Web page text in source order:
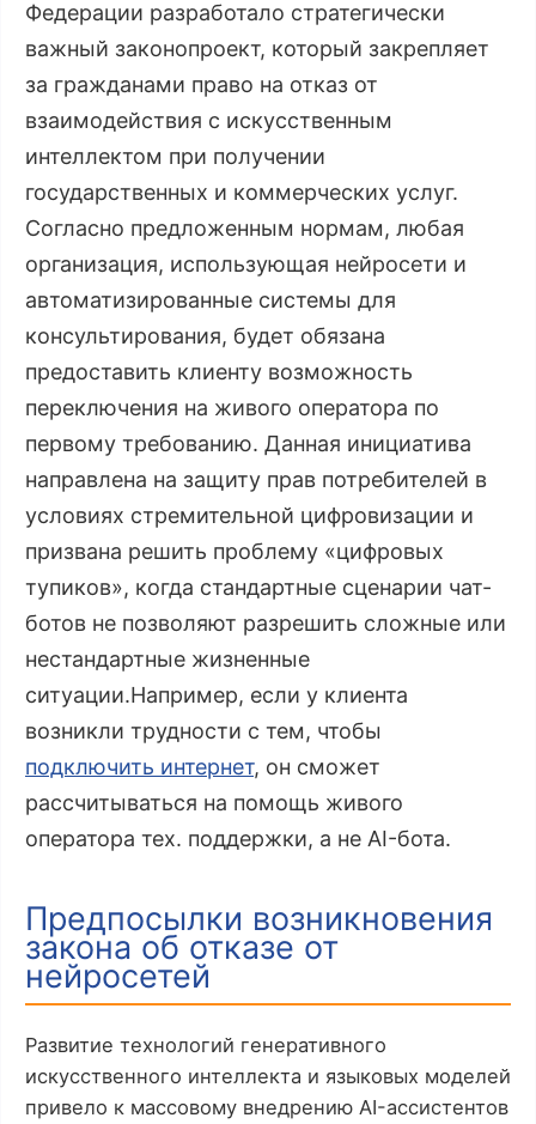
Федерации разработало стратегически
важный законопроект, который закрепляет
за гражданами право на отказ от
взаимодействия с искусственным
интеллектом при получении
государственных и коммерческих услуг.
Согласно предложенным нормам, любая
организация, использующая нейросети и
автоматизированные системы для
консультирования, будет обязана
предоставить клиенту возможность
переключения на живого оператора по
первому требованию. Данная инициатива
направлена на защиту прав потребителей в
условиях стремительной цифровизации и
призвана решить проблему «цифровых
тупиков», когда стандартные сценарии чат-
ботов не позволяют разрешить сложные или
нестандартные жизненные
ситуации.Например, если у клиента
возникли трудности с тем, чтобы
подключить интернет, он сможет
рассчитываться на помощь живого
оператора тех. поддержки, а не AI-бота.
Предпосылки возникновения
закона об отказе от
нейросетей
Развитие технологий генеративного
искусственного интеллекта и языковых моделей
привело к массовому внедрению AI-ассистентов